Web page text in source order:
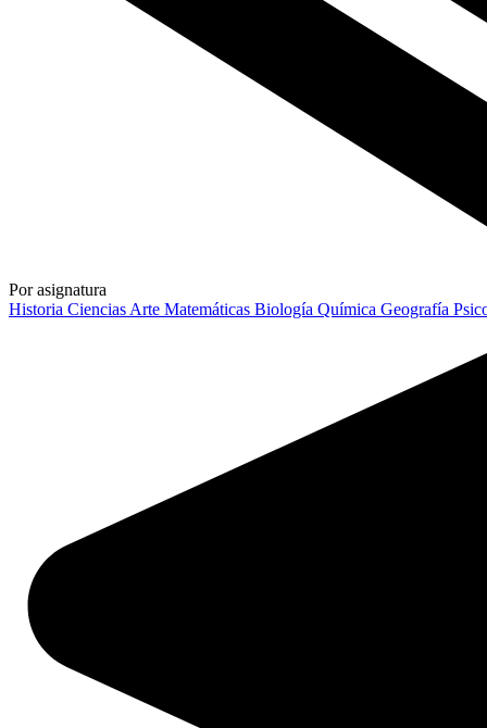
Por asignatura
Historia Ciencias Arte Matemáticas Biología Química Geografía